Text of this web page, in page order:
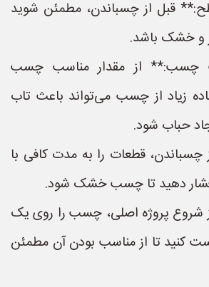
قبل از چسباندن، مطمئن شوید
و خشک باشد.
چسب:** از مقدار مناسب چسب
زیاد از چسب می‌تواند باعث تاب
حباب شود.
قطعات را به مدت کافی با
فشار دهید تا چسب خشک شود.
پروژه اصلی، چسب را روی یک
کنید تا از مناسب بودن آن مطمئن